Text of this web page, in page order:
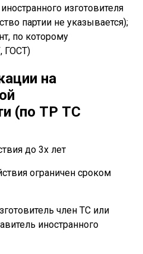
изготовителя
партии не указывается);
по которому
ГОСТ)
на
(по ТР ТС
до 3х лет
ограничен сроком
член ТС или
иностранного